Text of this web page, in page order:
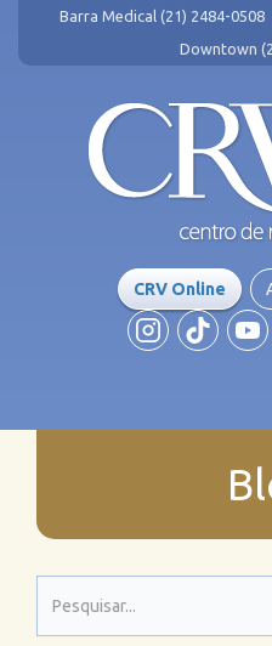
Barra Medical (21) 2484-0508
Downtown
CRV Online